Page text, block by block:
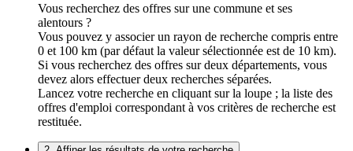
Vous recherchez des offres sur une commune et ses
alentours ?
Vous pouvez y associer un rayon de recherche compris entre
0 et 100 km (par défaut la valeur sélectionnée est de 10 km).
Si vous recherchez des offres sur deux départements, vous
devez alors effectuer deux recherches séparées.
Lancez votre recherche en cliquant sur la loupe ; la liste des
offres d'emploi correspondant à vos critères de recherche est
restituée.